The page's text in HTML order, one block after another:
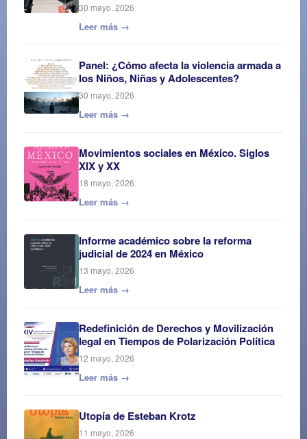
30 mayo, 2026
Leer más →
Panel: ¿Cómo afecta la violencia armada a
los Niños, Niñas y Adolescentes?
30 mayo, 2026
Leer más →
Movimientos sociales en México. Siglos
XIX y XX
18 mayo, 2026
Leer más →
Informe académico sobre la reforma
judicial de 2024 en México
13 mayo, 2026
Leer más →
Redefinición de Derechos y Movilización
legal en Tiempos de Polarización Política
12 mayo, 2026
Leer más →
Utopía de Esteban Krotz
11 mayo, 2026